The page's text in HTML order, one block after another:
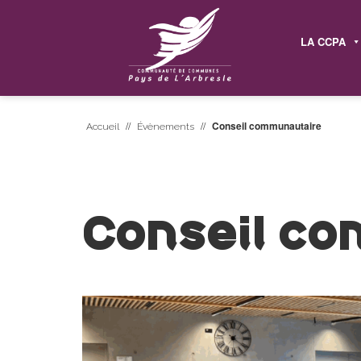
LA CCPA
Accueil // Évènements // Conseil communautaire
Conseil